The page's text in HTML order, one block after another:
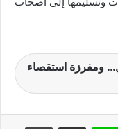
ومفرزة استقصاء
لاين مشاركة عبر البريد طباعة